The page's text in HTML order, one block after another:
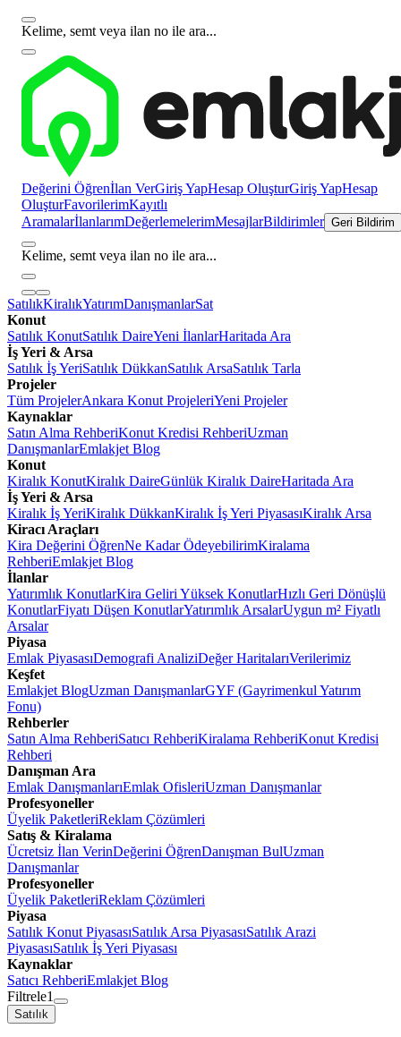
Kelime, semt veya ilan no ile ara...
Değerini Öğrenİlan VerGiriş YapHesap OluşturGiriş YapHesap
OluşturFavorilerimKayıtlı
AramalarİlanlarımDeğerlemelerimMesajlarBildirimler Geri Bildirim
Kelime, semt veya ilan no ile ara...
SatılıkKiralıkYatırımDanışmanlarSat
Konut
Satılık KonutSatılık DaireYeni İlanlarHaritada Ara
İş Yeri & Arsa
Satılık İş YeriSatılık DükkanSatılık ArsaSatılık Tarla
Projeler
Tüm ProjelerAnkara Konut ProjeleriYeni Projeler
Kaynaklar
Satın Alma RehberiKonut Kredisi RehberiUzman
DanışmanlarEmlakjet Blog
Konut
Kiralık KonutKiralık DaireGünlük Kiralık DaireHaritada Ara
İş Yeri & Arsa
Kiralık İş YeriKiralık DükkanKiralık İş Yeri PiyasasıKiralık Arsa
Kiracı Araçları
Kira Değerini ÖğrenNe Kadar ÖdeyebilirimKiralama
RehberiEmlakjet Blog
İlanlar
Yatırımlık KonutlarKira Geliri Yüksek KonutlarHızlı Geri Dönüşlü
KonutlarFiyatı Düşen KonutlarYatırımlık ArsalarUygun m² Fiyatlı
Arsalar
Piyasa
Emlak PiyasasıDemografi AnaliziDeğer HaritalarıVerilerimiz
Keşfet
Emlakjet BlogUzman DanışmanlarGYF (Gayrimenkul Yatırım
Fonu)
Rehberler
Satın Alma RehberiSatıcı RehberiKiralama RehberiKonut Kredisi
Rehberi
Danışman Ara
Emlak DanışmanlarıEmlak OfisleriUzman Danışmanlar
Profesyoneller
Üyelik PaketleriReklam Çözümleri
Satış & Kiralama
Ücretsiz İlan VerinDeğerini ÖğrenDanışman BulUzman
Danışmanlar
Profesyoneller
Üyelik PaketleriReklam Çözümleri
Piyasa
Satılık Konut PiyasasıSatılık Arsa PiyasasıSatılık Arazi
PiyasasıSatılık İş Yeri Piyasası
Kaynaklar
Satıcı RehberiEmlakjet Blog
Filtrele1
Satılık